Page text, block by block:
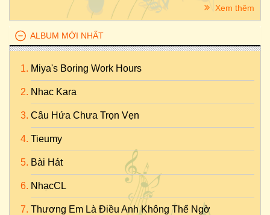
Xem thêm
ALBUM MỚI NHẤT
Miya's Boring Work Hours
Nhac Kara
Câu Hứa Chưa Trọn Vẹn
Tieumy
Bài Hát
NhạcCL
Thương Em Là Điều Anh Không Thể Ngờ